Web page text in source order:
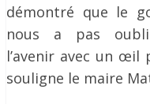
démontré que le
nous a pas
l’avenir avec un œil
souligne le maire